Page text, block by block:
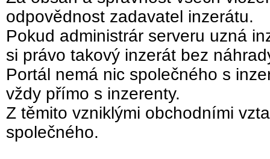
odpovědnost zadavatel inzerátu.
Pokud administrár serveru uzná
si právo takový inzerát bez
Portál nemá nic společného s
vždy přímo s inzerenty.
Z těmito vzniklými obchodními
společného.